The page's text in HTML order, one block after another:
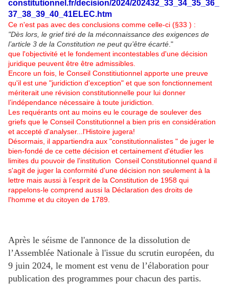
constitutionnel.fr/decision/2024/202432_33_34_35_36_
37_38_39_40_41ELEC.htm
Ce n'est pas avec des conclusions comme celle-ci (§33 ) :
"Dès lors, le grief tiré de la méconnaissance des exigences de
l’article 3 de la Constitution ne peut qu’être écarté ."
que l'objectivité et le fondement incontestables d'une décision
juridique peuvent être être admissibles.
Encore un fois, le Conseil Constitiutionnel apporte une preuve
qu'il est une "juridiction d'exception" et que son fonctionnement
mériterait une révision constitutionnelle pour lui donner
l’indépendance nécessaire à toute juridiction.
Les requérants ont au moins eu le courage de soulever des
griefs que le Conseil Constitutionnel a bien pris en considération
et accepté d'analyser...l'Histoire jugera!
Désormais, il appartiendra aux "constitutionnalistes " de juger le
bien-fondé de ce cette décision et certainement d'étudier les
limites du pouvoir de l'institution Conseil Constitutionnel quand il
s'agit de juger la conformité d'une décision non seulement à la
lettre mais aussi à l’esprit de la Constitution de 1958 qui
rappelons-le comprend aussi la Déclaration des droits de
l'homme et du citoyen de 1789.
Après le séisme de l'annonce de la dissolution de
l’Assemblée Nationale à l'issue du scrutin européen, du
9 juin 2024, le moment est venu de l’élaboration pour
publication des programmes pour chacun des partis.